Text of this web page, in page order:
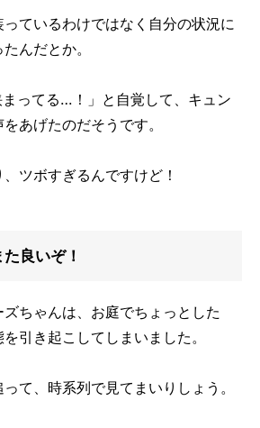
ているわけではなく自分の状況に
んだとか。
ってる…！」と自覚して、キュン
あげたのだそうです。
ツボすぎるんですけど！
良いぞ！
ちゃんは、お庭でちょっとした
を引き起こしてしまいました。
て、時系列で見てまいりしょう。